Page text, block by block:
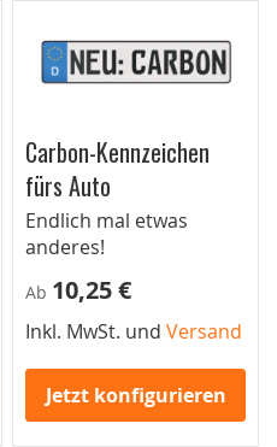
Carbon-Kennzeichen
fürs Auto
Endlich mal etwas
anderes!
Ab 10,25 €
Inkl. MwSt. undVersand
Jetzt konfigurieren